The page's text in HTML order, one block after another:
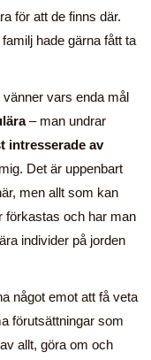
för att de finns där.
hade gärna fått ta
vänner vars enda mål
– man undrar
intresserade av
Det är uppenbart
men allt som kan
förkastas och har man
individer på jorden
något emot att få veta
förutsättningar som
allt, göra om och